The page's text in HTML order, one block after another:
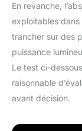
En revanche,
exploitables dans
trancher sur des
puissance
Le test ci-
raisonnable
avant décision.